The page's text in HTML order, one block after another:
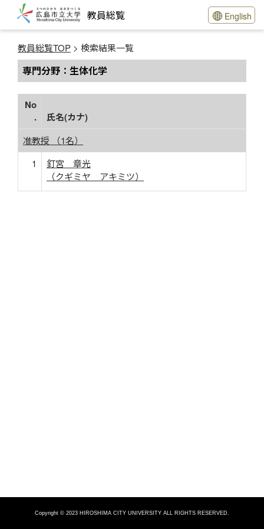
教員総覧 English
教員総覧TOP > 検索結果一覧
専門分野：生体化学
No
.
氏名(カナ)
准教授 （1名）
1
釘宮 章光
（クギミヤ アキミツ）
Copyright © 2023 HIROSHIMA CITY UNIVERSITY ALL RIGHTS RESERVED.